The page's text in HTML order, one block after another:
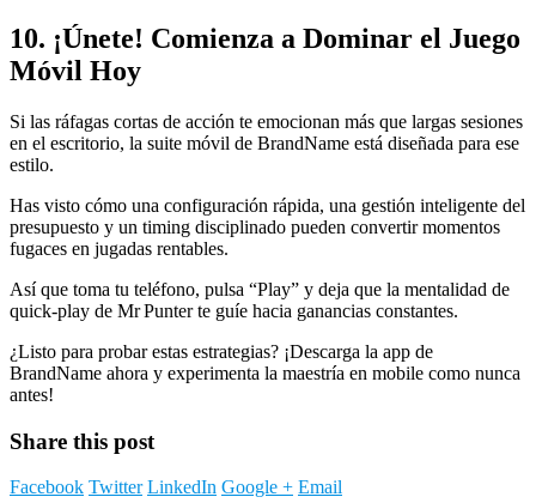
10. ¡Únete! Comienza a Dominar el Juego
Móvil Hoy
Si las ráfagas cortas de acción te emocionan más que largas sesiones
en el escritorio, la suite móvil de BrandName está diseñada para ese
estilo.
Has visto cómo una configuración rápida, una gestión inteligente del
presupuesto y un timing disciplinado pueden convertir momentos
fugaces en jugadas rentables.
Así que toma tu teléfono, pulsa “Play” y deja que la mentalidad de
quick‑play de Mr Punter te guíe hacia ganancias constantes.
¿Listo para probar estas estrategias? ¡Descarga la app de
BrandName ahora y experimenta la maestría en mobile como nunca
antes!
Share this post
Facebook Twitter LinkedIn Google + Email